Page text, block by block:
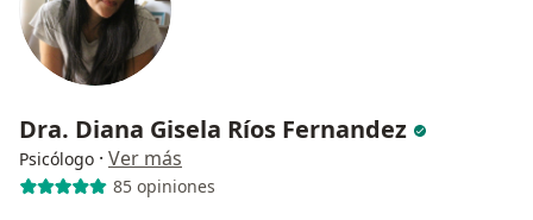
Dra. Diana Gisela Ríos Fernandez
Psicólogo · Ver más
85 opiniones